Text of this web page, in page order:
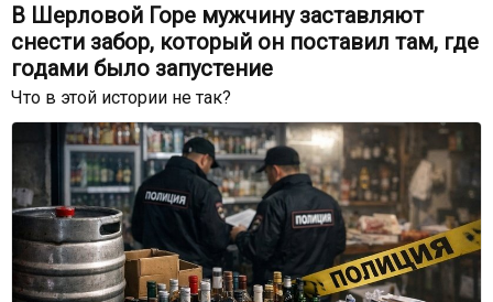
В Шерловой Горе мужчину заставляют
снести забор, который он поставил там, где
годами было запустение
Что в этой истории не так?